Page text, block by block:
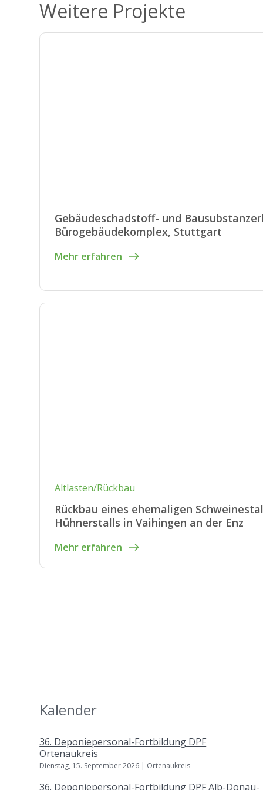
Weitere Projekte
Gebäudeschadstoff- und
Bürogebäudekomplex, Stuttgart
Mehr erfahren
Altlasten/Rückbau
Rückbau eines ehemaligen
Hühnerstalls in Vaihingen an der Enz
Mehr erfahren
Kalender
36. Deponiepersonal-Fortbildung DPF
Ortenaukreis
Dienstag, 15. September 2026 | Ortenaukreis
36. Deponiepersonal-Fortbildung DPF Alb-Donau-